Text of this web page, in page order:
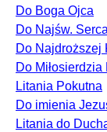
Do Boga Ojca
Do Najśw.
Do Najdroższej
Do Miłosierdzia
Litania Pokutna
Do imienia
Litania do